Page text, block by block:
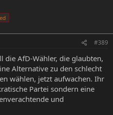
#389
die AfD-Wähler, die glaubten,
Alternative zu den schlecht
wählen, jetzt aufwachen. Ihr
Partei sondern eine
und